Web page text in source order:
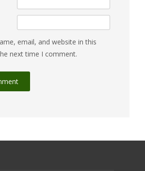
email, and website in this
next time I comment.